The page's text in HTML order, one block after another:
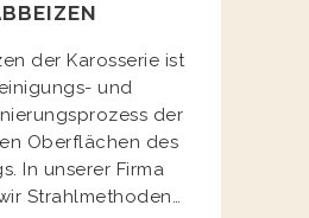
der Karosserie ist
und
der
Oberflächen des
In unserer Firma
Strahlmethoden…